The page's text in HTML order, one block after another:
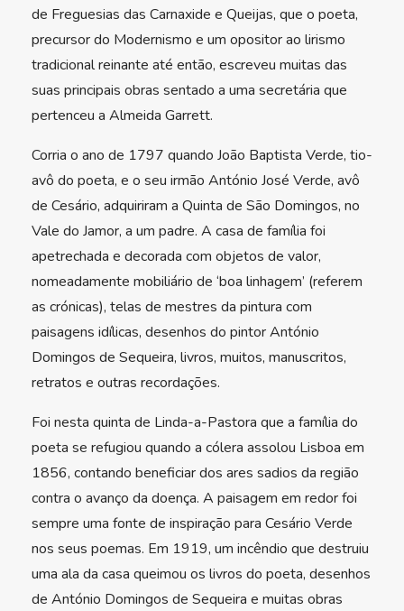
de Freguesias das Carnaxide e Queijas, que o poeta,
precursor do Modernismo e um opositor ao lirismo
tradicional reinante até então, escreveu muitas das
suas principais obras sentado a uma secretária que
pertenceu a Almeida Garrett.
Corria o ano de 1797 quando João Baptista Verde, tio-
avô do poeta, e o seu irmão António José Verde, avô
de Cesário, adquiriram a Quinta de São Domingos, no
Vale do Jamor, a um padre. A casa de família foi
apetrechada e decorada com objetos de valor,
nomeadamente mobiliário de ‘boa linhagem’ (referem
as crónicas), telas de mestres da pintura com
paisagens idílicas, desenhos do pintor António
Domingos de Sequeira, livros, muitos, manuscritos,
retratos e outras recordações.
Foi nesta quinta de Linda-a-Pastora que a família do
poeta se refugiou quando a cólera assolou Lisboa em
1856, contando beneficiar dos ares sadios da região
contra o avanço da doença. A paisagem em redor foi
sempre uma fonte de inspiração para Cesário Verde
nos seus poemas. Em 1919, um incêndio que destruiu
uma ala da casa queimou os livros do poeta, desenhos
de António Domingos de Sequeira e muitas obras